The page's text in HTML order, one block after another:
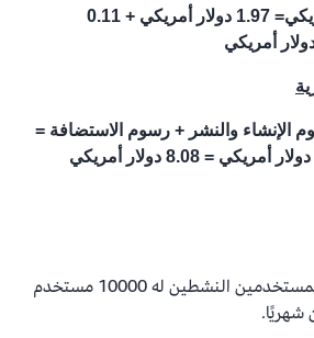
4.88*0.023 دولار أمريكي= 1.97 دولار أمريكي + 0.11
الإنشاء والنشر + رسوم الاستضافة =
6 دولار أمريكي+2.08 دولار أمريكي = 8.08 دولار أمريكي
تطبيق ويب يبلغ عدد المستخدمين النشطين له 10000 مستخدم
شهريًا.